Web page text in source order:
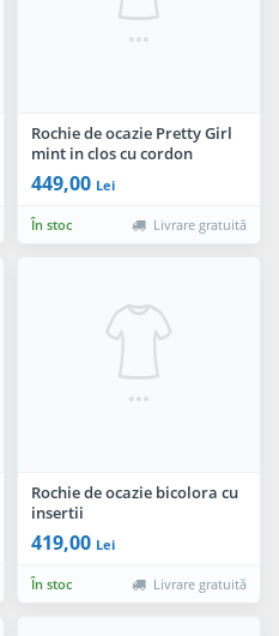
Rochie de ocazie Pretty Girl
mint in clos cu cordon
detasabil tip funda
449,00 Lei
În stoc Livrare gratuită
Rochie de ocazie bicolora cu
insertii
419,00 Lei
În stoc Livrare gratuită